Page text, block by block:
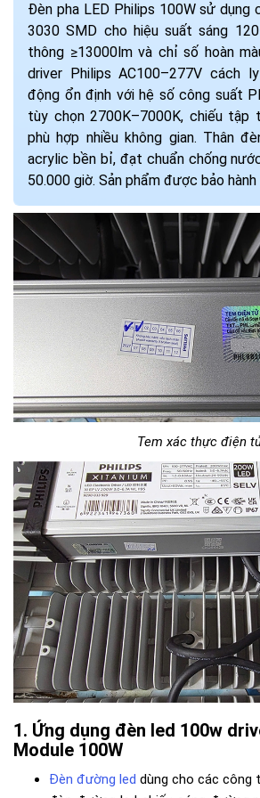
Đèn pha LED Philips 100W sử dụng
3030 SMD cho hiệu suất sáng
thông ≥13000lm và chỉ số hoàn
driver Philips AC100–277V cách
động ổn định với hệ số công suất
tùy chọn 2700K–7000K, chiếu tập
phù hợp nhiều không gian. Thân
acrylic bền bỉ, đạt chuẩn chống
50.000 giờ. Sản phẩm được bảo hành
Tem xác thực điện
Ứng dụng đèn led 100w
Module 100W
Đèn đường led dùng cho các công